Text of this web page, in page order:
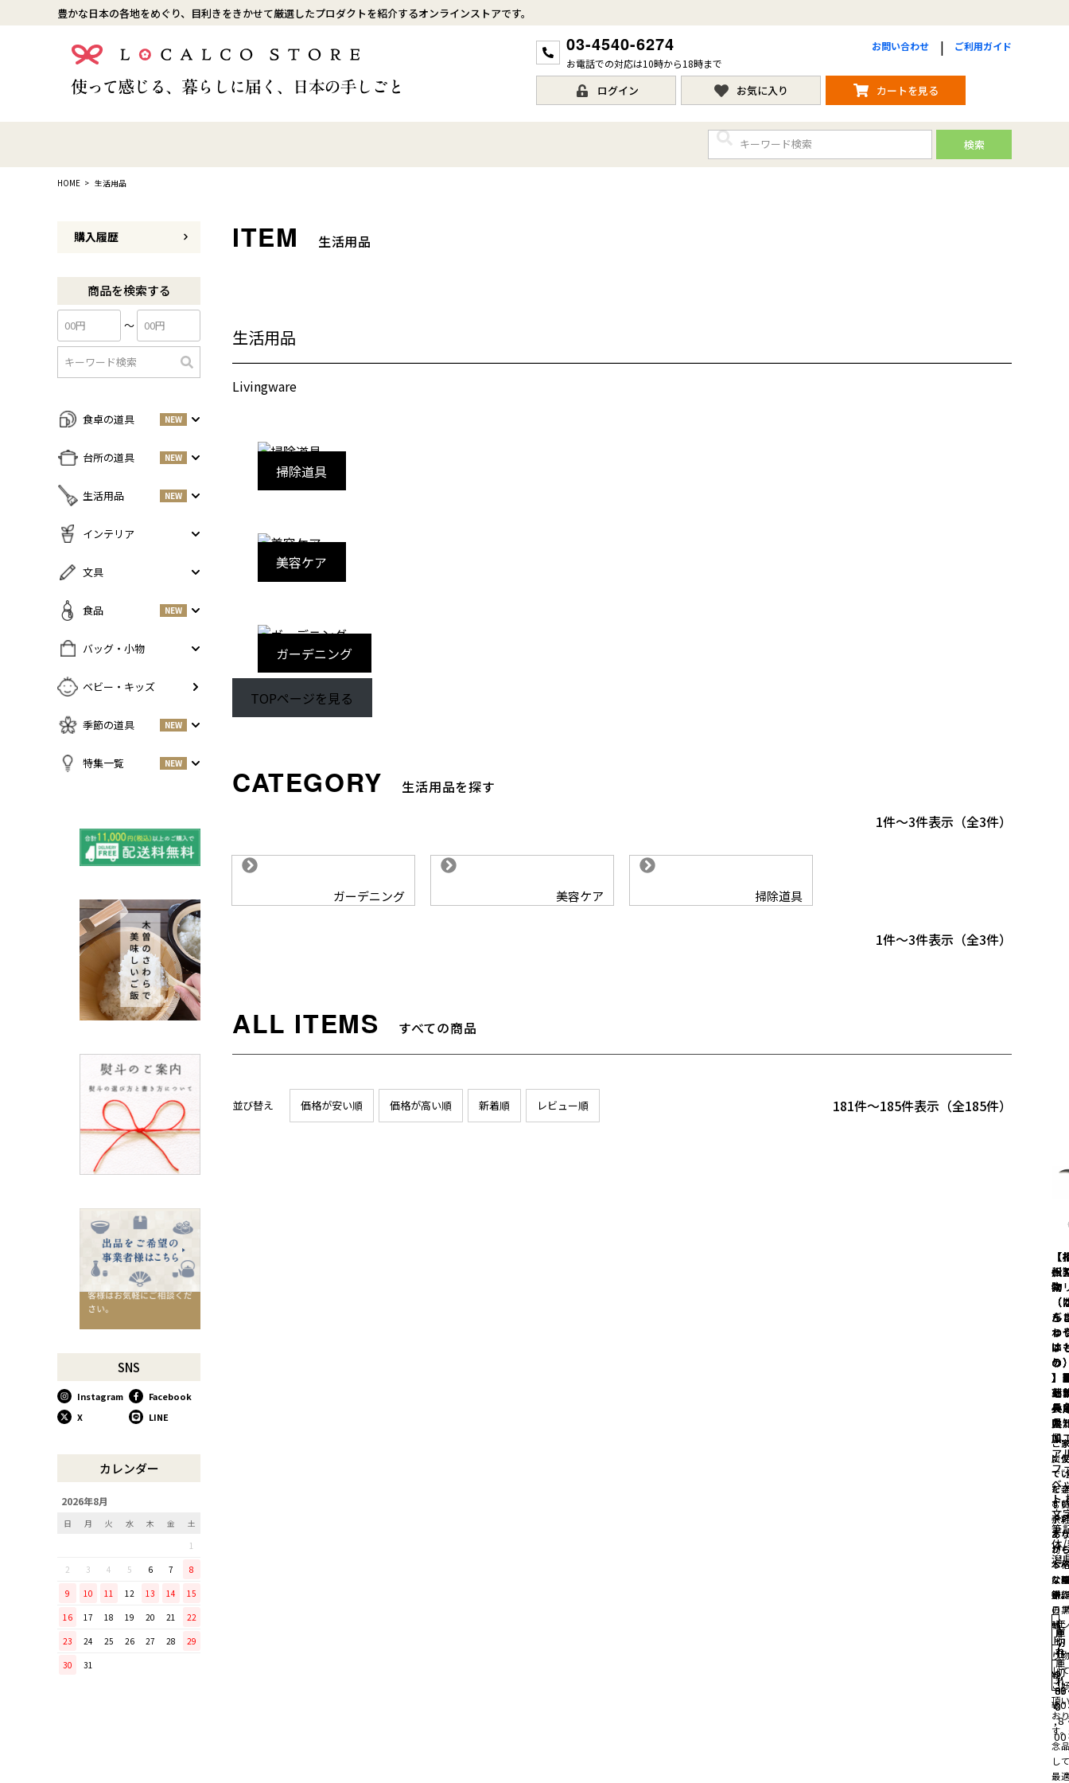
豊かな日本の各地をめぐり、目利きをきかせて厳選したプロダクトを紹介するオンラインストアです。
03-4540-6274
お電話での対応は10時から18時まで
お問い合わせ ご利用ガイド
ログイン お気に入り カートを見る
検索
HOME 生活用品
購入履歴
商品を検索する
〜
検
食卓の道具 NEW
すべての商品をみる
丼・小鉢
グラス・タンブラー
NEW
トレイ・コースター・鍋しき
お弁当グッズ
ポット・鉄瓶
台所の道具 NEW
すべての商品をみる
鍋・フライパン
NEW
調理器具
保存容器
その他キッチンツール
生活用品 NEW
すべての商品をみる
美容ケア
NEW
インテリア
すべての商品をみる
香・ろうそく
文具
すべての商品をみる
PCアクセサリー
食品 NEW
すべての商品を見る
コーヒー NEW
NEW
バッグ・小物
すべての商品をみる
名刺入れ・カードケース
ベビー・キッズ
季節の道具 NEW
すべての商品をみる
秋
特集一覧 NEW
よくある質問〈ほうき
全般〉
NEW
方
棕櫚箒と江戸箒の違い NEW
江戸箒の特徴 NEW
棕櫚箒の特徴 NEW
箒で見直す暮らしの基
準
NEW
ノスタルジックな肥前びーど
SUSgalleryと過ごす至福の時
千切りピーラーで仕込んでみ
星座マグでくつろぎのひとと
コーヒーミルで格別な1杯を
味わう
行平鍋があればたいていのこ
とは大丈夫。
馬毛歯ブラシがオススメな理
お祝い事に欠かせない「ミニ
使い込んで育てる道具、卵焼
き鍋
リンゴのための魅せるナイフ
『pomme』
「毎日納豆を食べていま
てほしい山只華陶苑の納豆鉢
調理から盛り付けまでこなす
「寿 菜箸」は、とても優秀
作所のペティナイフ「ゆり
ミニパンのお手入れ方法
ミニパン（大）で料理を楽し
SNS
Instagram
Facebook
X
LINE
カレンダー
2026年8月
日 月 火 水 木 金
土
1
2
3 4 5 6 7
8
9
10 11 12 13 14
15
16
17 18 19 20 21
22
23
24 25 26 27 28
29
30
31
生活用品
生活用品
Livingware
掃除道具
美容ケア
ガーデニング
TOPページを見る
生活用品を探す
3
1 -
3件表示
ガーデニング 美容ケア 掃除道具
3
1 -
3件表示
すべての商品
並び替え 価格が安い順 価格が高い順 新着順 レビュー順 185
181 -
185件表示
父
や
日
ゼ
ト
り
し
ご
頂
お
す
念
し
最
【
沢
ス
（
ら
わ
す
り
】
ー
ー
入
加
ア
フ
ベ
ト
文
筆
体/
潟
炭
で“
を
む
沢
ん
材
ち
に
手
の
輪
【
松
陶
（
ぎ
つ
い
う
】
七
長
愛
県
在
庫
切
れ
¥30
,8
00
ご
に
て
だ
す
手
あ
が
本
な
鎌
【
州
物
（
ん
ゅ
は
の
】
芸
兵
県
在
庫
切
れ
¥2,
09
0
ご
に
て
だ
す
手
あ
が
本
な
鎌
【
州
物
（
ん
ゅ
は
の
】
草
兵
県
在
庫
切
れ
¥1,
87
0
ご
に
て
だ
す
手
あ
が
本
な
鎌
【
州
物
（
ん
ゅ
は
の
】
刈
兵
県
在
庫
切
れ
¥2,
86
0